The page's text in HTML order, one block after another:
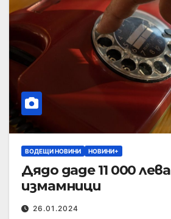
ВОДЕЩИ НОВИНИ НОВИНИ+
Дядо даде 11 000
измамници
26.01.2024